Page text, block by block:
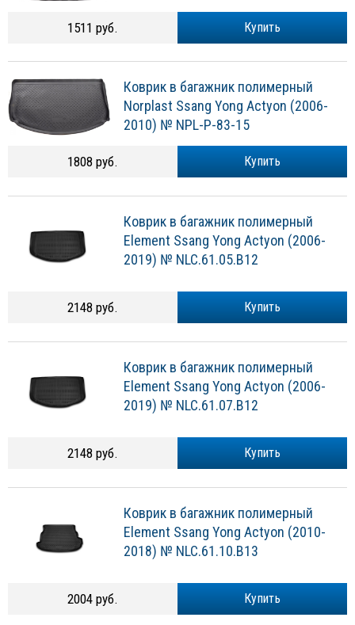
Купить
1511 руб.
Коврик в багажник полимерный
Norplast Ssang Yong Actyon (2006-
2010) № NPL-P-83-15
Купить
1808 руб.
Коврик в багажник полимерный
Element Ssang Yong Actyon (2006-
2019) № NLC.61.05.B12
Купить
2148 руб.
Коврик в багажник полимерный
Element Ssang Yong Actyon (2006-
2019) № NLC.61.07.B12
Купить
2148 руб.
Коврик в багажник полимерный
Element Ssang Yong Actyon (2010-
2018) № NLC.61.10.B13
Купить
2004 руб.